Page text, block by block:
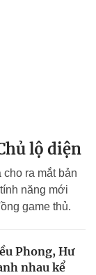
lộ diện
ra mắt bản
năng mới
game thủ.
Phong, Hư
nhau kể